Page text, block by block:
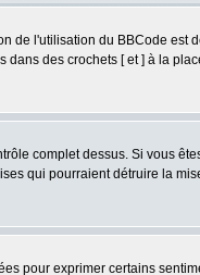
de l'utilisation du BBCode
des crochets [ et ] à la
complet dessus. Si vous
qui pourraient détruire la
pour exprimer certains